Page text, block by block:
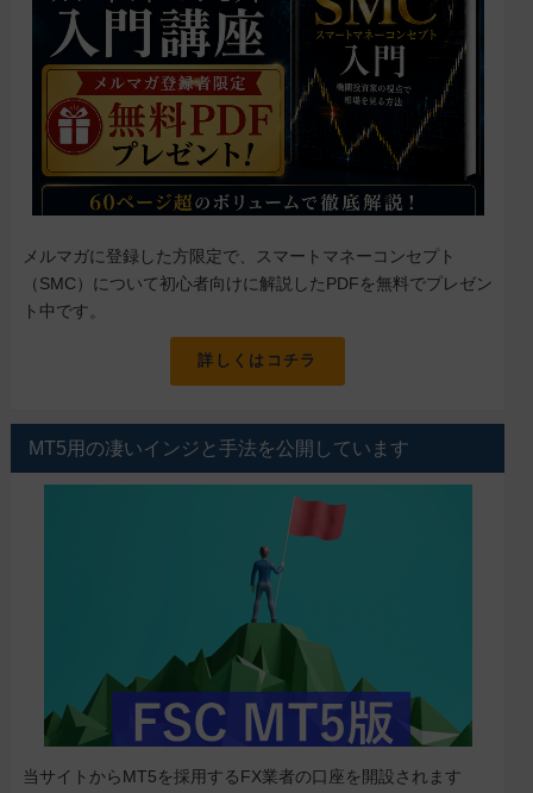
メルマガに登録した方限定で、スマートマネーコンセプト
（SMC）について初心者向けに解説したPDFを無料でプレゼン
ト中です。
詳しくはコチラ
MT5用の凄いインジと手法を公開しています
当サイトからMT5を採用するFX業者の口座を開設されます